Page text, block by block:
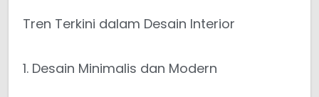
Tren Terkini dalam Desain Interior
1. Desain Minimalis dan Modern